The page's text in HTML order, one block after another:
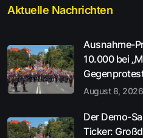
Aktuelle Nachrichten
Ausnahme-
10.000 bei
August 8, 2026
Der Demo-
Ticker: